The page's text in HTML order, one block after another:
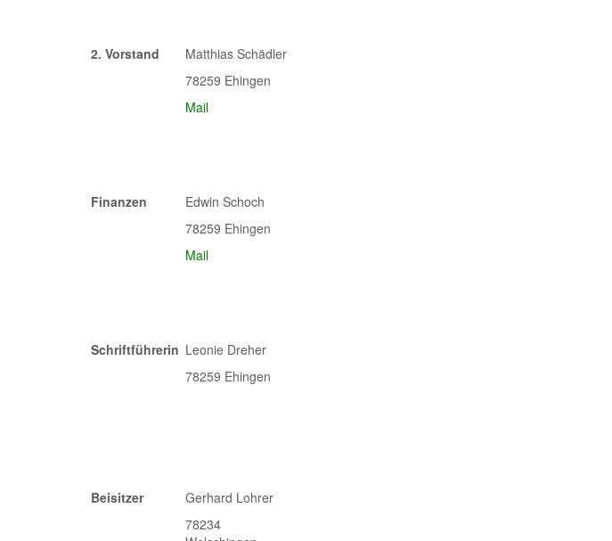
2. Vorstand
Matthias Schädler
78259 Ehingen
Mail
Finanzen
Edwin Schoch
78259 Ehingen
Mail
Schriftführerin Leonie Dreher
78259 Ehingen
Beisitzer
Gerhard Lohrer
78234